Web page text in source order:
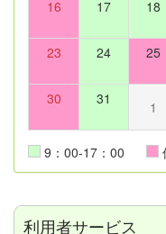
16 17 18
23 24 25
30 31 1
9：00-17：00
利用者サービス